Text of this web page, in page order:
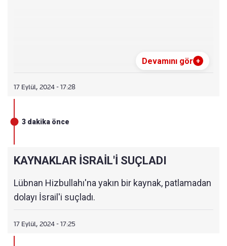
Devamını gör +
17 Eylül, 2024 - 17:28
3 dakika önce
KAYNAKLAR İSRAİL'İ SUÇLADI
Lübnan Hizbullahı'na yakın bir kaynak, patlamadan
dolayı İsrail'i suçladı.
17 Eylül, 2024 - 17:25